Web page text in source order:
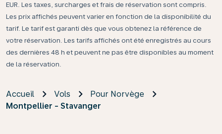
EUR. Les taxes, surcharges et frais de réservation sont compris.
Les prix affichés peuvent varier en fonction de la disponibilité du
tarif. Le tarif est garanti dès que vous obtenez la référence de
votre réservation. Les tarifs affichés ont été enregistrés au cours
des dernières 48 h et peuvent ne pas être disponibles au moment
de la réservation.
Accueil Vols
Pour Norvège
Montpellier - Stavanger